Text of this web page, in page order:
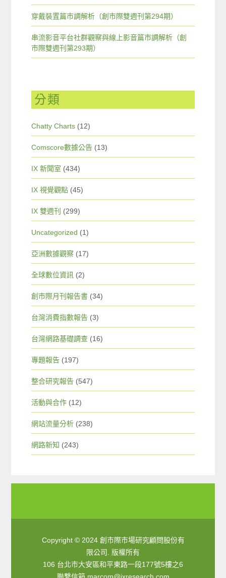
穿戴裝置篇市調解析（創市際雙週刊第294期）
串流影音平台社群觀察與線上影音篇市調解析（創
市際雙週刊第293期）
分類
Chatty Charts (12)
Comscore數據公告 (13)
IX 新聞室 (434)
IX 視覺觀點 (45)
IX 雙週刊 (299)
Uncategorized (1)
亞洲數據觀察 (17)
全球數位資訊 (2)
創市際月刊報告書 (34)
台灣消費指數報告 (3)
台灣網路基礎調查 (16)
專題報告 (197)
整合研究報告 (547)
活動與合作 (12)
網站流量分析 (238)
網路新知 (243)
Copyright © 2024 創市際市場研究顧問股份有
限公司. 版權所有
106 台北市大安區和平東路一段177號5樓之6